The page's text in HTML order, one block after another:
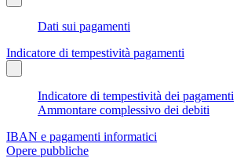
Dati sui pagamenti
Indicatore di tempestività pagamenti
Indicatore di tempestività dei pagamenti
Ammontare complessivo dei debiti
IBAN e pagamenti informatici
Opere pubbliche